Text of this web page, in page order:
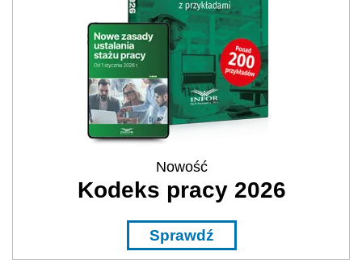
Nowość
Kodeks pracy 2026
Sprawdź